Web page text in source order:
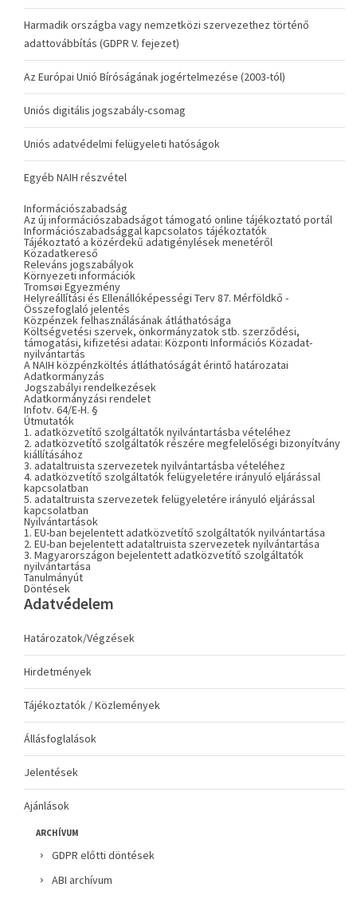
Harmadik országba vagy nemzetközi szervezethez történő
adattovábbítás (GDPR V. fejezet)
Az Európai Unió Bíróságának jogértelmezése (2003-tól)
Uniós digitális jogszabály-csomag
Uniós adatvédelmi felügyeleti hatóságok
Egyéb NAIH részvétel
Információszabadság
Az új információszabadságot támogató online tájékoztató portál
Információszabadsággal kapcsolatos tájékoztatók
Tájékoztató a közérdekű adatigénylések menetéről
Közadatkereső
Releváns jogszabályok
Környezeti információk
Tromsøi Egyezmény
Helyreállítási és Ellenállóképességi Terv 87. Mérföldkő -
Összefoglaló jelentés
Közpénzek felhasználásának átláthatósága
Költségvetési szervek, önkormányzatok stb. szerződési,
támogatási, kifizetési adatai: Központi Információs Közadat-
nyilvántartás
A NAIH közpénzköltés átláthatóságát érintő határozatai
Adatkormányzás
Jogszabályi rendelkezések
Adatkormányzási rendelet
Infotv. 64/E-H. §
Útmutatók
1. adatközvetítő szolgáltatók nyilvántartásba vételéhez
2. adatközvetítő szolgáltatók részére megfelelőségi bizonyítvány
kiállításához
3. adataltruista szervezetek nyilvántartásba vételéhez
4. adatközvetítő szolgáltatók felügyeletére irányuló eljárással
kapcsolatban
5. adataltruista szervezetek felügyeletére irányuló eljárással
kapcsolatban
Nyilvántartások
1. EU-ban bejelentett adatközvetítő szolgáltatók nyilvántartása
2. EU-ban bejelentett adataltruista szervezetek nyilvántartása
3. Magyarországon bejelentett adatközvetítő szolgáltatók
nyilvántartása
Tanulmányút
Döntések
Adatvédelem
Határozatok/Végzések
Hirdetmények
Tájékoztatók / Közlemények
Állásfoglalások
Jelentések
Ajánlások
ARCHÍVUM
GDPR előtti döntések
ABI archívum